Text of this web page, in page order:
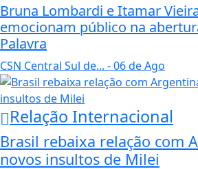
Bruna Lombardi e Itamar
emocionam público na
Palavra
CSN Central Sul de... - 06 de Ago
Relação Internacional
Brasil rebaixa relação com
novos insultos de Milei